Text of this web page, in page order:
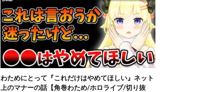
わためにとって『これだけはやめてほしい』ネット
上のマナーの話【角巻わため/ホロライブ/切り抜